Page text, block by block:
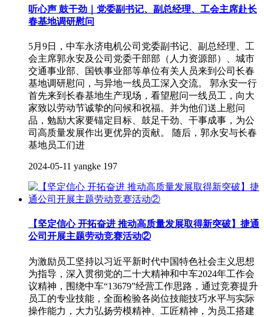
听心声 鼓干劲｜党委副书记、副总经理、工会主席赴长
春基地调研慰问
5月9日，中车永济电机公司党委副书记、副总经理、工
会主席郭永安及公司党委干部部（人力资源部）、城市
交通事业部、国铁事业部等单位有关人员来到公司长春
基地调研慰问，与异地一线员工深入交流。 郭永安一行
首先来到长春基地生产现场，看望慰问一线员工，向大
家致以劳动节诚挚的问候和祝福。并为他们送上慰问
品，勉励大家要锚定目标、鼓足干劲、干事成事，为公
司高质量发展作出更优异的贡献。 随后，郭永安与长春
基地员工们进
2024-05-11 yangke 197
【坚定信心 开拓奋进 推动高质量发展取得新突破】捷通
公司开展主题劳动竞赛活动②
为激励员工坚持以习近平新时代中国特色社会主义思想
为指导，深入贯彻党的二十大精神和中车2024年工作会
议精神，围绕中车“13679”经营工作思路，通过竞赛提升
员工的专业技能，全面检验各岗位技能技巧水平与实际
操作能力，大力弘扬劳模精神、工匠精神，为员工搭建